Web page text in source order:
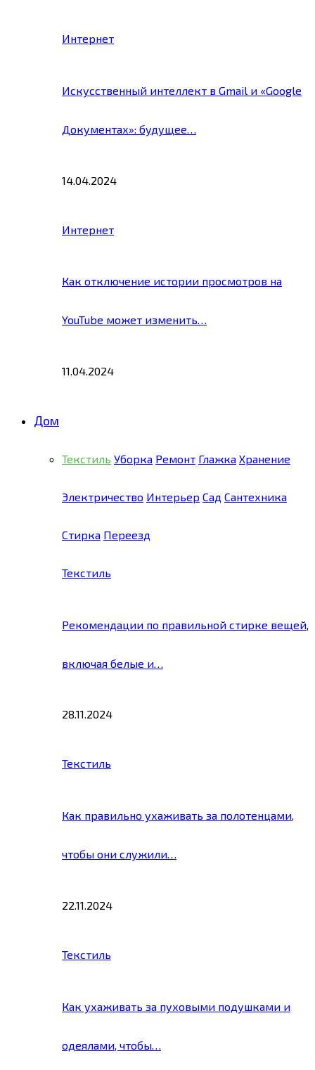
Интернет
Искусственный интеллект в Gmail и «Google
Документах»: будущее…
14.04.2024
Интернет
Как отключение истории просмотров на
YouTube может изменить…
11.04.2024
Дом
Текстиль Уборка Ремонт Глажка Хранение
Электричество Интерьер Сад Сантехника
Стирка Переезд
Текстиль
Рекомендации по правильной стирке вещей,
включая белые и…
28.11.2024
Текстиль
Как правильно ухаживать за полотенцами,
чтобы они служили…
22.11.2024
Текстиль
Как ухаживать за пуховыми подушками и
одеялами, чтобы…